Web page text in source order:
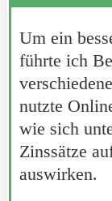
Um ein
führte ich
nutzte
wie sich
Zinssätze
auswirken.